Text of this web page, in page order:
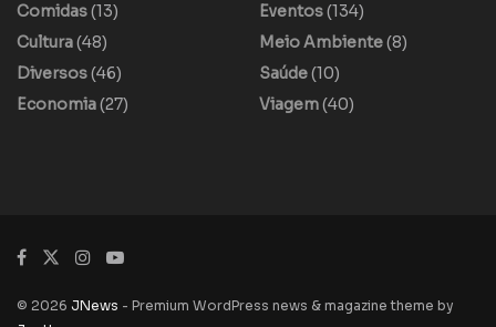
Comidas(13)
Cultura(48)
Diversos(46)
Economia(27)
Eventos(134)
Meio Ambiente(8)
Saúde(10)
Viagem(40)
© 2026 JNews - Premium WordPress news & magazine theme by